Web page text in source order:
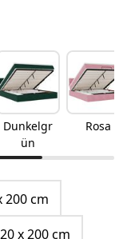
Dunkelgr
ün
Rosa
200 cm
x 200 cm